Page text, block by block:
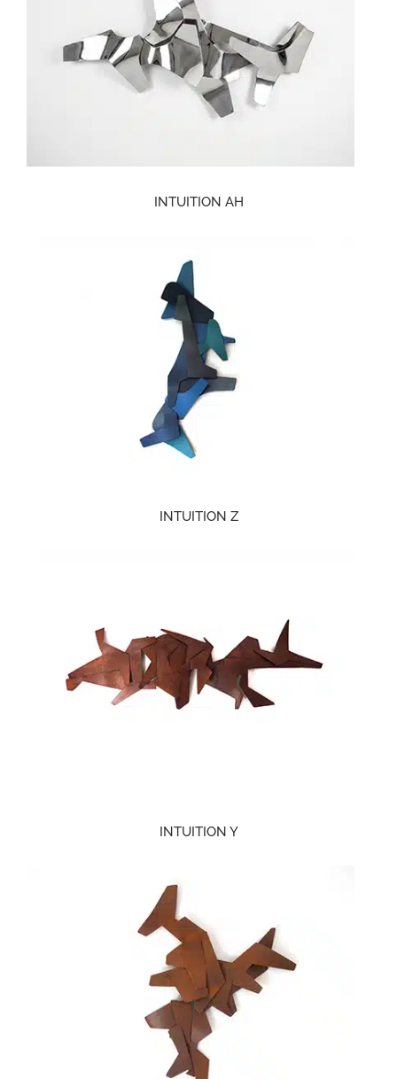
INTUITION AH
INTUITION Z
INTUITION Y